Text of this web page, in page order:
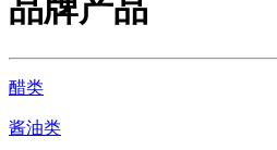
品牌产品
醋类
酱油类